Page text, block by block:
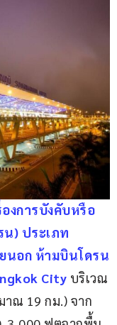
งการบังคับหรือ
น) ประเภท
นอก ห้ามบินโดรน
City บริเวณ
ณ 19 กม.) จาก